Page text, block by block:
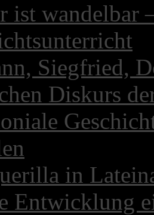
ist
Siegfried,
Diskurs
in
Entwicklung